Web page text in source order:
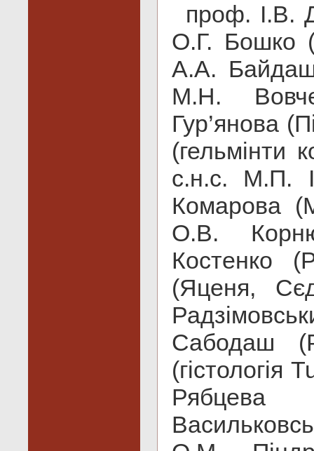
проф. І.В.
О.Г. Бошко
А.А.
М.Н.
Гур’янова
(гельмінти
с.н.с. М.П.
Комарова
О.В.
Костенко
(Яценя,
Сабодаш
Рябцева